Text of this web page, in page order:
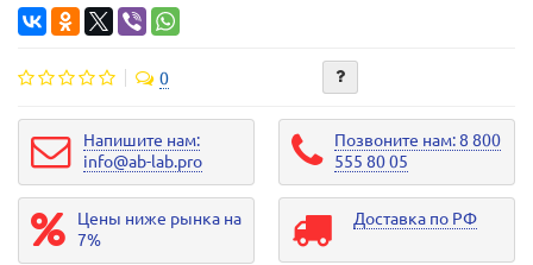
0
Напишите нам:
info@ab-lab.pro
Позвоните нам: 8 800
555 80 05
Цены ниже рынка на
7%
Доставка по РФ